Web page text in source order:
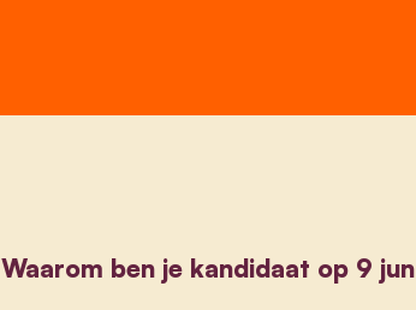
Waarom ben je kandidaat op 9